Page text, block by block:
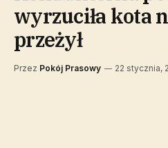
wyrzuciła kota
przeżył
Przez Pokój Prasowy 22 stycznia,